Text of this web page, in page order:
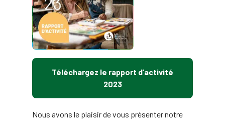
Téléchargez le rapport d’activité
2023
Nous avons le plaisir de vous présenter notre